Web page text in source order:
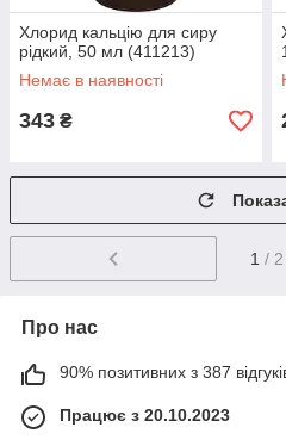
Хлорид кальцію для сиру
рідкий, 50 мл (411213)
Немає в наявності
343 ₴
1 / 2
Про нас
90% позитивних з 387
Працює з 20.10.2023